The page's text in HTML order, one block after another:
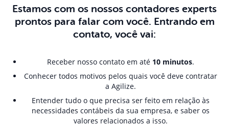
Estamos com os nossos contadores experts
prontos para falar com você. Entrando em
contato, você vai:
Receber nosso contato em até 10 minutos.
Conhecer todos motivos pelos quais você deve contratar
a Agilize.
Entender tudo o que precisa ser feito em relação às
necessidades contábeis da sua empresa, e saber os
valores relacionados a isso.